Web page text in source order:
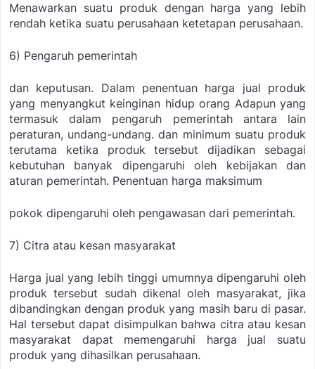
Menawarkan suatu produk dengan harga yang lebih
rendah ketika suatu perusahaan ketetapan perusahaan.
6) Pengaruh pemerintah
dan keputusan. Dalam penentuan harga jual produk
yang menyangkut keinginan hidup orang Adapun yang
termasuk dalam pengaruh pemerintah antara lain
peraturan, undang-undang. dan minimum suatu produk
terutama ketika produk tersebut dijadikan sebagai
kebutuhan banyak dipengaruhi oleh kebijakan dan
aturan pemerintah. Penentuan harga maksimum
pokok dipengaruhi oleh pengawasan dari pemerintah.
7) Citra atau kesan masyarakat
Harga jual yang lebih tinggi umumnya dipengaruhi oleh
produk tersebut sudah dikenal oleh masyarakat, jika
dibandingkan dengan produk yang masih baru di pasar.
Hal tersebut dapat disimpulkan bahwa citra atau kesan
masyarakat dapat memengaruhi harga jual suatu
produk yang dihasilkan perusahaan.